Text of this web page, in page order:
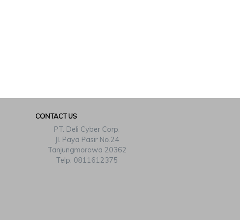
CONTACT US
PT. Deli Cyber Corp,
Jl. Paya Pasir No.24
Tanjungmorawa 20362
Telp: 0811612375